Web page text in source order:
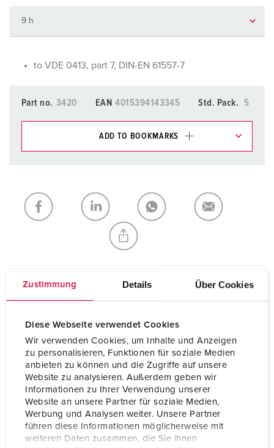
Zustimmung Details Über Cookies
Diese Webseite verwendet Cookies
Wir verwenden Cookies, um Inhalte und Anzeigen
zu personalisieren, Funktionen für soziale Medien
anbieten zu können und die Zugriffe auf unsere
Website zu analysieren. Außerdem geben wir
Informationen zu Ihrer Verwendung unserer
Website an unsere Partner für soziale Medien,
Werbung und Analysen weiter. Unsere Partner
führen diese Informationen möglicherweise mit
weiteren Daten zusammen, die Sie ihnen
to VDE 0413, part 7, DIN-EN 61557-7
Part no. 3420 EAN 4015394143345 Std. Pack. 5
ADD TO BOOKMARKS
My list ADD
CREATE A NEW LIST
Technical specifications
Ampere 63 A
Poles 4 p
Voltage 230 V
Clock position